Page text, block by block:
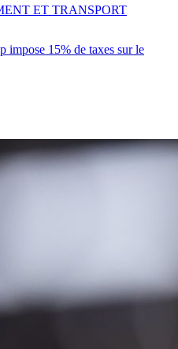
impose 15% de taxes sur le
ET TRANSPORT